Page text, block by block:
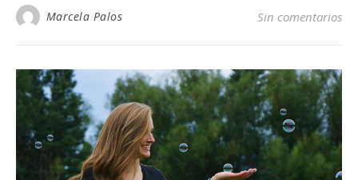
Marcela Palos Sin comentarios